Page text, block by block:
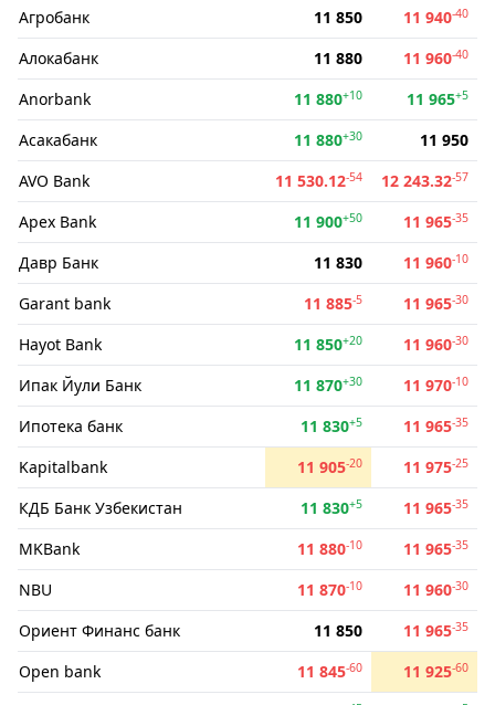
Агробанк 11 850 11 940-40
Алокабанк 11 880 11 960-40
Anorbank 11 880+10 11 965+5
Асакабанк 11 880+30
11 950
AVO Bank
11 530.12-54 12 243.32-57
Apex Bank 11 900+50 11 965-35
Давр Банк 11 830 11 960-10
Garant bank 11 885-5 11 965-30
Hayot Bank 11 850+20 11 960-30
Ипак Йули Банк 11 870+30 11 970-10
Ипотека банк 11 830+5 11 965-35
Kapitalbank 11 905-20 11 975-25
КДБ Банк Узбекистан 11 830+5 11 965-35
MKBank 11 880-10 11 965-35
NBU 11 870-10 11 960-30
Ориент Финанс банк 11 850 11 965-35
Open bank 11 845-60 11 925-60